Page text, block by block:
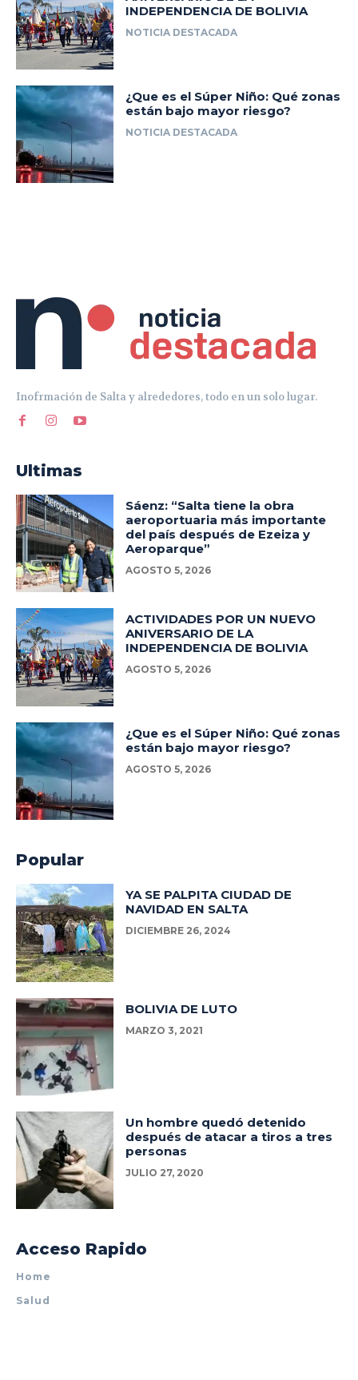
Inofrmación de Salta y alrededores, todo en un solo lugar.
Ultimas
Sáenz: “Salta tiene la obra
aeroportuaria más importante
del país después de Ezeiza y
Aeroparque”
AGOSTO 5, 2026
ACTIVIDADES POR UN NUEVO
ANIVERSARIO DE LA
INDEPENDENCIA DE BOLIVIA
AGOSTO 5, 2026
¿Que es el Súper Niño: Qué zonas
están bajo mayor riesgo?
AGOSTO 5, 2026
Popular
YA SE PALPITA CIUDAD DE
NAVIDAD EN SALTA
DICIEMBRE 26, 2024
BOLIVIA DE LUTO
MARZO 3, 2021
Un hombre quedó detenido
después de atacar a tiros a tres
personas
JULIO 27, 2020
Acceso Rapido
Home
Salud